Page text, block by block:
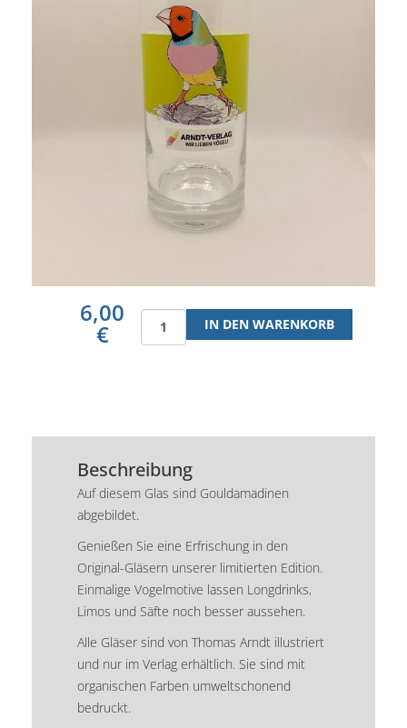
6,00
€
Beschreibung
Auf diesem Glas sind Gouldamadinen
abgebildet.
Genießen Sie eine Erfrischung in den
Original-Gläsern unserer limitierten Edition.
Einmalige Vogelmotive lassen Longdrinks,
Limos und Säfte noch besser aussehen.
Alle Gläser sind von Thomas Arndt illustriert
und nur im Verlag erhältlich. Sie sind mit
organischen Farben umweltschonend
bedruckt.